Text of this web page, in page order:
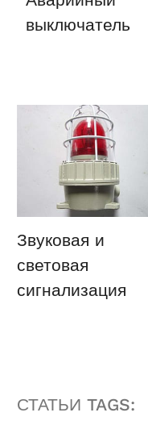
выключатель
Звуковая и
световая
сигнализация
СТАТЬИ TAGS: